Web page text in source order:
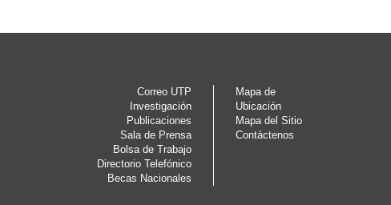
Correo UTP
Investigación
Publicaciones
Sala de Prensa
Bolsa de Trabajo
Directorio Telefónico
Becas Nacionales
Mapa de
Ubicación
Mapa del Sitio
Contáctenos